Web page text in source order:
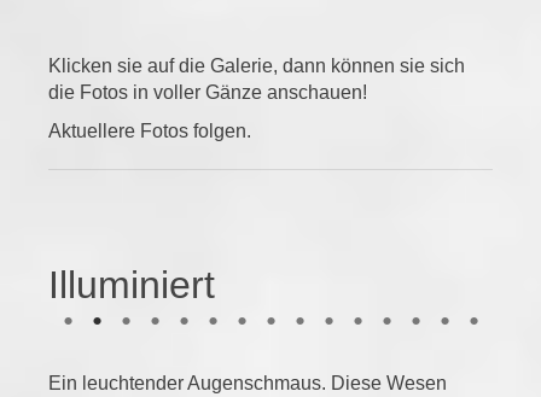
Klicken sie auf die Galerie, dann können sie sich
die Fotos in voller Gänze anschauen!
Aktuellere Fotos folgen.
Illuminiert
Ein leuchtender Augenschmaus. Diese Wesen